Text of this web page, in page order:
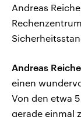
Andreas
Andreas
einen
Von den etwa
gerade einmal